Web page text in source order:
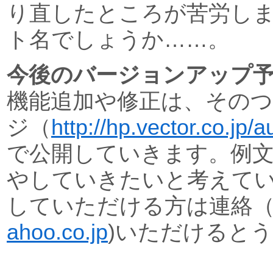
り直したところが苦労し
ト名でしょうか……。
今後のバージョンアップ
機能追加や修正は、その
ジ（http://hp.vector.co.jp/
で公開していきます。例
やしていきたいと考えて
していただける方は連絡
ahoo.co.jp)いただけると